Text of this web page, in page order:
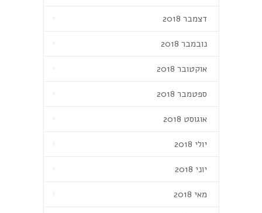
דצמבר 2018
נובמבר 2018
אוקטובר 2018
ספטמבר 2018
אוגוסט 2018
יולי 2018
יוני 2018
מאי 2018